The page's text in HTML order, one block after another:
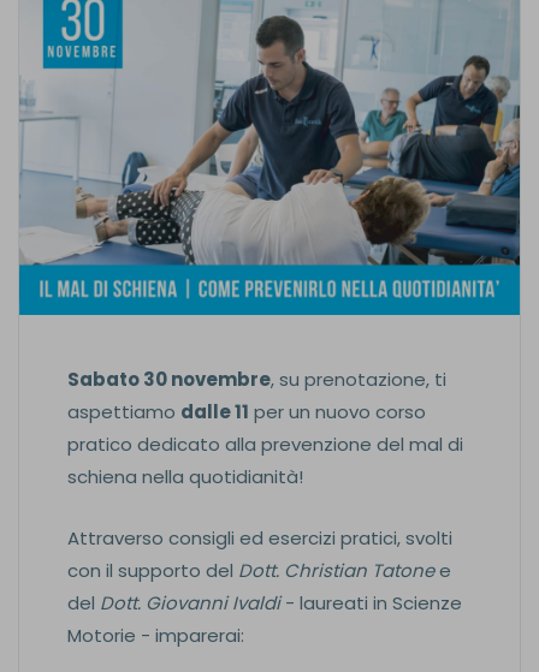
Sabato 30 novembre, su prenotazione, ti
aspettiamo dalle 11 per un nuovo corso
pratico dedicato alla prevenzione del mal di
schiena nella quotidianità!
Attraverso consigli ed esercizi pratici, svolti
con il supporto del Dott. Christian Tatonee
del Dott. Giovanni Ivaldi- laureati in Scienze
Motorie - imparerai: